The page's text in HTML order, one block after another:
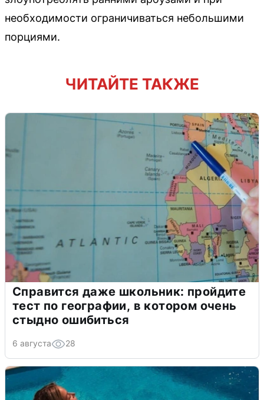
необходимости ограничиваться небольшими
порциями.
ЧИТАЙТЕ ТАКЖЕ
Справится даже школьник: пройдите
тест по географии, в котором очень
стыдно ошибиться
6 августа 28